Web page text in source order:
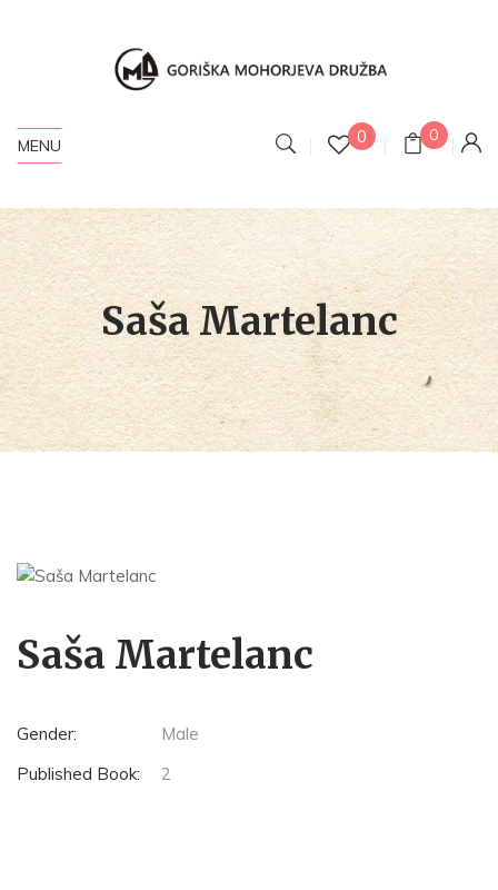
MENU 0 0
Saša Martelanc
Saša Martelanc
Gender:
Male
Published Book:
2